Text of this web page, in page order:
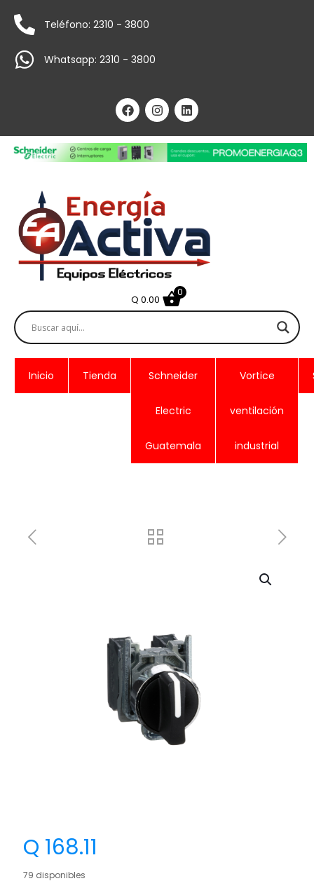
Teléfono: 2310 - 3800
Whatsapp: 2310 - 3800
Q 0.00
0
Inicio Tienda Schneider
Electric
Guatemala
Vortice
ventilación
industrial
Q 168.11
79 disponibles